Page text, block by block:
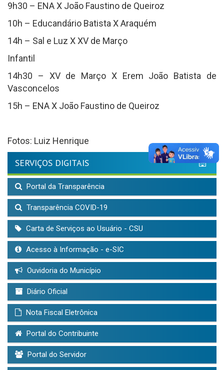
9h30 – ENA X João Faustino de Queiroz
10h – Educandário Batista X Araquém
14h – Sal e Luz X XV de Março
Infantil
14h30 – XV de Março X Erem João Batista de
Vasconcelos
15h – ENA X João Faustino de Queiroz
Fotos: Luiz Henrique
SERVIÇOS DIGITAIS
Portal da Transparência
Transparência COVID-19
Carta de Serviços ao Usuário - CSU
Acesso à Informação - e-SIC
Ouvidoria do Município
Diário Oficial
Nota Fiscal Eletrônica
Portal do Contribuinte
Portal do Servidor